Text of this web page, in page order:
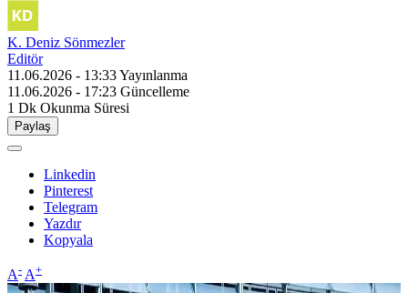
K. Deniz Sönmezler
Editör
11.06.2026 - 13:33Yayınlanma
11.06.2026 - 17:23 Güncelleme
1 Dk Okunma Süresi
Paylaş
Linkedin
Pinterest
Telegram
Yazdır
Kopyala
A- A+